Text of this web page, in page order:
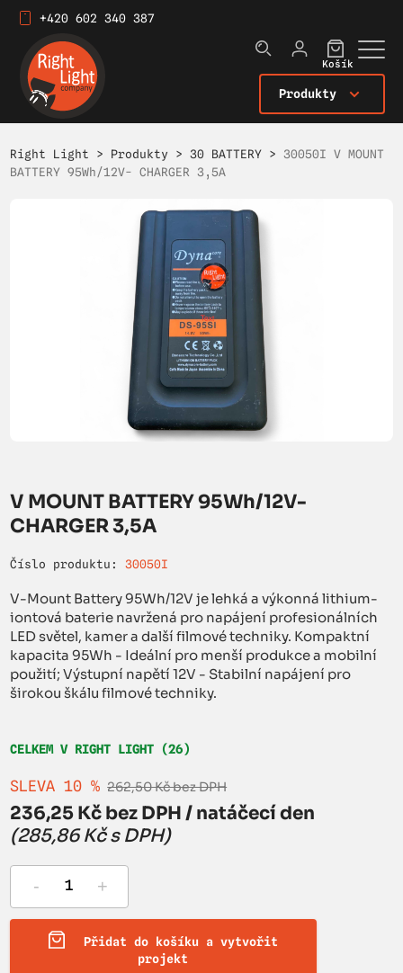
+420 602 340 387
Produkty
Košík
Right Light > Produkty >30 BATTERY >30050I V MOUNT
BATTERY 95Wh/12V- CHARGER 3,5A
V MOUNT BATTERY 95Wh/12V-
CHARGER 3,5A
Číslo produktu: 30050I
V-Mount Battery 95Wh/12V je lehká a výkonná lithium-
iontová baterie navržená pro napájení profesionálních
LED světel, kamer a další filmové techniky. Kompaktní
kapacita 95Wh - Ideální pro menší produkce a mobilní
použití; Výstupní napětí 12V - Stabilní napájení pro
širokou škálu filmové techniky.
CELKEM V RIGHT LIGHT (26)
SLEVA 10 % 262,50 Kč bez DPH
236,25 Kč bez DPH / natáčecí den
(285,86 Kč s DPH)
- +
Přidat do košíku a vytvořit
projekt